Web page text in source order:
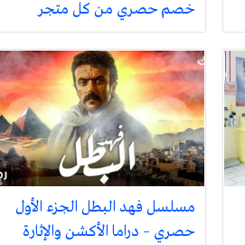
خصم حصري من كل متجر
مسلسل فهد البطل الجزء الأول
حصري – دراما الأكشن والإثارة